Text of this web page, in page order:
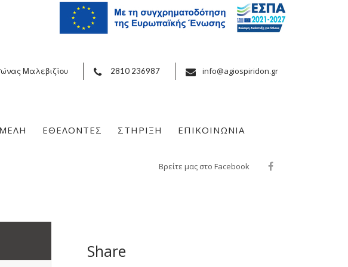
Μαλεβιζίου 2810 236987 info@agiospiridon.gr
ΜΕΛΗ ΕΘΕΛΟΝΤΕΣ ΣΤΗΡΙΞΗ ΕΠΙΚΟΙΝΩΝΙΑ
Βρείτε μας στο Facebook
Share